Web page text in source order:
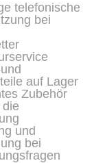
telefonische
bei
auf Lager
Zubehör
und
bei